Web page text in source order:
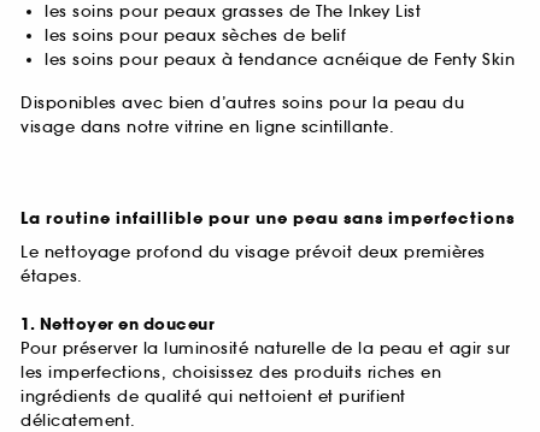
les soins pour peaux grasses de The Inkey List
les soins pour peaux sèches de belif
les soins pour peaux à tendance acnéique de Fenty Skin
Disponibles avec bien d’autres soins pour la peau du
visage dans notre vitrine en ligne scintillante.
La routine infaillible pour une peau sans imperfections
Le nettoyage profond du visage prévoit deux premières
étapes.
1. Nettoyer en douceur
Pour préserver la luminosité naturelle de la peau et agir sur
les imperfections, choisissez des produits riches en
ingrédients de qualité qui nettoient et purifient
délicatement.